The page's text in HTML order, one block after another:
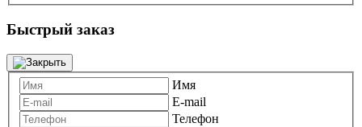
Быстрый заказ
Имя
E-mail
Телефон